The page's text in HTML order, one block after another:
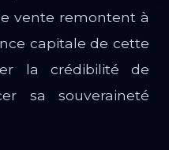
vente remontent à
capitale de cette
la crédibilité de
sa souveraineté